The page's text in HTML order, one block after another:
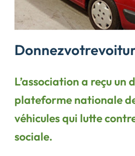
L’association a reçu un
plateforme nationale
véhicules qui lutte
sociale.